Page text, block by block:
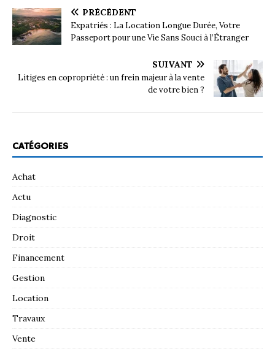
PRÉCÉDENT
Expatriés : La Location Longue Durée, Votre
Passeport pour une Vie Sans Souci à l’Étranger
SUIVANT
Litiges en copropriété : un frein majeur à la vente
de votre bien ?
CATÉGORIES
Achat
Actu
Diagnostic
Droit
Financement
Gestion
Location
Travaux
Vente